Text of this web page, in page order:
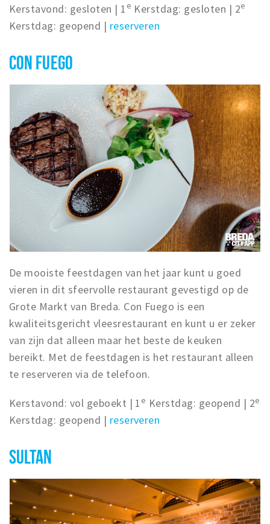
Kerstavond: gesloten | 1 e Kerstdag: gesloten | 2e
Kerstdag: geopend | reserveren
CON FUEGO
De mooiste feestdagen van het jaar kunt u goed
vieren in dit sfeervolle restaurant gevestigd op de
Grote Markt van Breda. Con Fuego is een
kwaliteitsgericht vleesrestaurant en kunt u er zeker
van zijn dat alleen maar het beste de keuken
bereikt. Met de feestdagen is het restaurant alleen
te reserveren via de telefoon.
Kerstavond: vol geboekt | 1 e Kerstdag: geopend | 2e
Kerstdag: geopend | reserveren
SULTAN